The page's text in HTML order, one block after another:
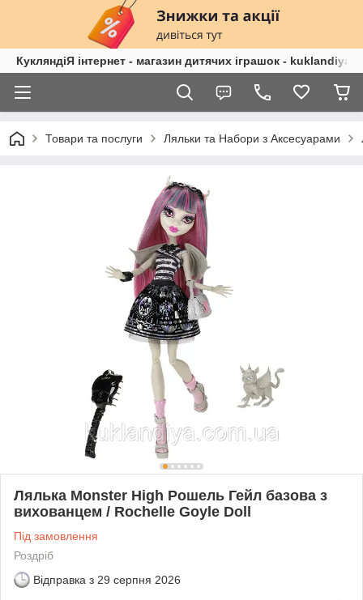
КукляндіЯ інтернет - магазин дитячих іграшок -
Товари та послуги Ляльки та Набори з Аксесуарами
Лялька Monster High Рошель Гейл базова з
вихованцем / Rochelle Goyle Doll
Під замовлення
Роздріб
Відправка з 29 серпня 2026